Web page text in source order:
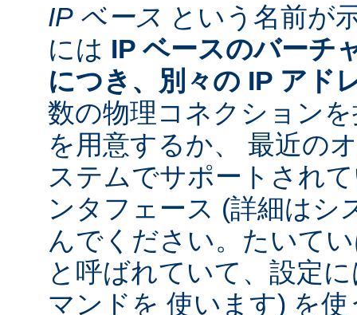
IP ベース という名前が
には IP ベースのバーチ
につき、別々の IP アド
数の物理コネクション
を用意するか、 最近の
ステムでサポートされ
ンタフェース (詳細はシ
んでください。たいて
と呼ばれていて、設定
マンドを 使います) を